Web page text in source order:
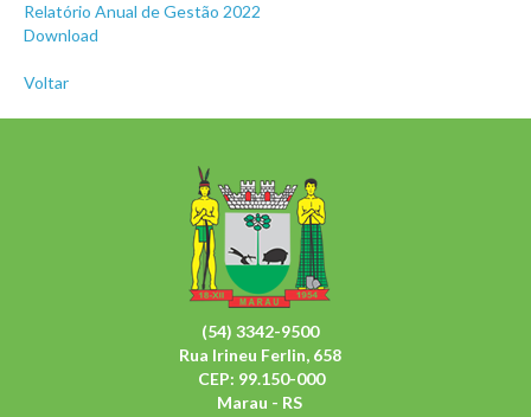
Relatório Anual de Gestão 2022
Download
Voltar
(54) 3342-9500
Rua Irineu Ferlin, 658
CEP: 99.150-000
Marau - RS